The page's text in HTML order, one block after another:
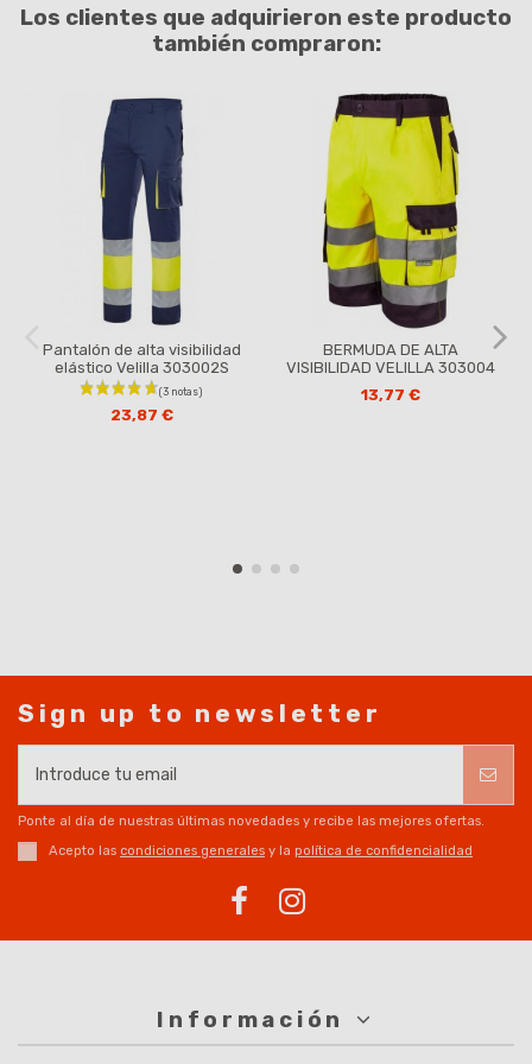
Los clientes que adquirieron este producto
también compraron:
Pantalón de alta visibilidad
elástico Velilla 303002S
23,87 €
BERMUDA DE ALTA
VISIBILIDAD VELILLA 303004
13,77 €
Sign up to newsletter
Ponte al día de nuestras últimas novedades y recibe las mejores ofertas.
Acepto las condiciones generales y la política de confidencialidad
Información